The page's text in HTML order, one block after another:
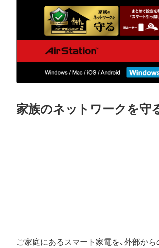
家族のネットワークを守
ご家庭にあるスマート家電を、外部か